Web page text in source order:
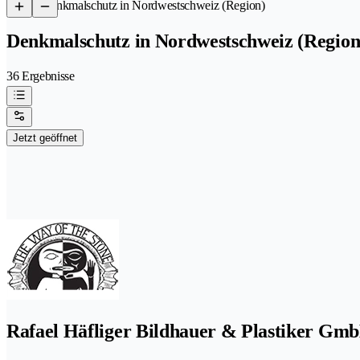
/Denkmalschutz in Nordwestschweiz (Region)
Denkmalschutz in Nordwestschweiz
36 Ergebnisse
Jetzt geöffnet
Rafael Häfliger Bildhauer & Plastiker